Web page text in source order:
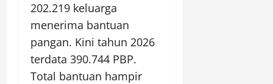
202.219 keluarga
menerima bantuan
pangan. Kini tahun 2026
terdata 390.744 PBP.
Total bantuan hampir